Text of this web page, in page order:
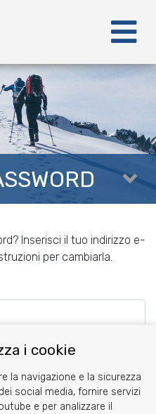
Inserisci il tuo indirizzo e-
per cambiarla.
i cookie
la navigazione e la sicurezza
social media, fornire servizi
e per analizzare il